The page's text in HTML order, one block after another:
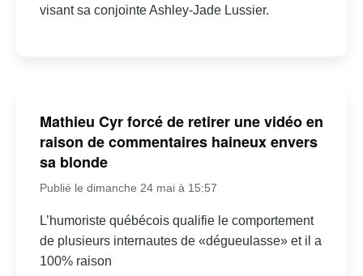
visant sa conjointe Ashley-Jade Lussier.
Mathieu Cyr forcé de retirer une vidéo en
raison de commentaires haineux envers
sa blonde
Publié le dimanche 24 mai à 15:57
L’humoriste québécois qualifie le comportement
de plusieurs internautes de «dégueulasse» et il a
100% raison